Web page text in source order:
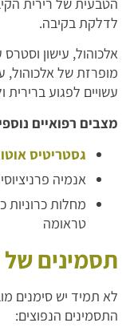
לדלקת בקיבה.
אלכוהול, עישון
מופרזת של אלכוהול,
עשויים לפגוע
מצבים רפואיים
גסטריטיס
אנמיה
מחלות כרוניות
טראומה
תסמינים
לא תמיד יש סימנים
התסמינים הנפוצים: